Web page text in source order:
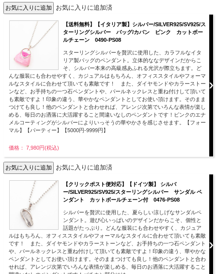
お気に入りに追加済
【送料無料】【イタリア製】シルバー/SILVER925/SV925/ス
ターリングシルバー バッグ/カバン ピンク カットボー
ルチェーン 0490-PS08
スターリングシルバーを贅沢に使用した、カラフルなイタ
リア製バッグのペンダント。立体的ななデザインだからこ
そ、シルバー本来の高級感あふれる光沢が際立ちます。ど
んな服装にも合わせやすく、カジュアルはもちろん、オフィススタイルやフォーマ
ルなスタイルに合わせて頂いても素敵です！ また、ダイヤモンドやカラーストー
ンなど、お手持ちの一つ石ペンダントや、パールネックレスと重ね付けして頂いて
も素敵ですよ！印象の違う、華やかなペンダントとしてお使い頂けます。そのまま
つけても良し！他のペンダントと合わせれば、アレンジ次第でいろんな表情が楽し
める、毎日のお洒落に大活躍すること間違いなしのペンダントです！ピンクのエナ
メルコーティングがシルバーによりいっそうの華やかさを感じさせます。【フォー
マル】【パーティー】【5000円-9999円】
価格： 7,980円(税込)
お気に入りに追加済
【クリックポスト便対応】【ドイツ製】 シルバ
ー/SILVER925/SV925/スターリングシルバー サンダル ペ
ンダント カットボールチェーン付 0476-PS08
シルバーを贅沢に使用した、夏らしい涼しげなサンダルペ
ンダント。遊び心いっぱいのデザインだからこそ、個性と
話題がたっぷり。どんな服装にも合わせやすく、カジュア
ルはもちろん、オフィススタイルやフォーマルなスタイルに合わせて頂いても素敵
です！ また、ダイヤモンドやカラーストーンなど、お手持ちの一つ石ペンダント
や、パールネックレスと重ね付けして頂いても素敵ですよ！印象の違う、華やかな
ペンダントとしてお使い頂けます。そのままつけても良し！他のペンダントと合わ
せれば、アレンジ次第でいろんな表情が楽しめる、毎日のお洒落に大活躍すること